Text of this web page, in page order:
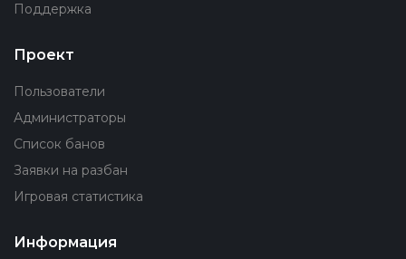
Поддержка
Проект
Пользователи
Администраторы
Список банов
Заявки на разбан
Игровая статистика
Информация